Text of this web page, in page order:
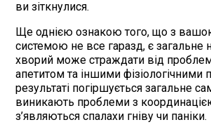
ви зіткнулися.
Ще однією ознакою того, що з
системою не все гаразд, є загальне
хворий може страждати від
апетитом та іншими фізіологічними
результаті погіршується загальне
виникають проблеми з
з’являються спалахи гніву чи паніки.